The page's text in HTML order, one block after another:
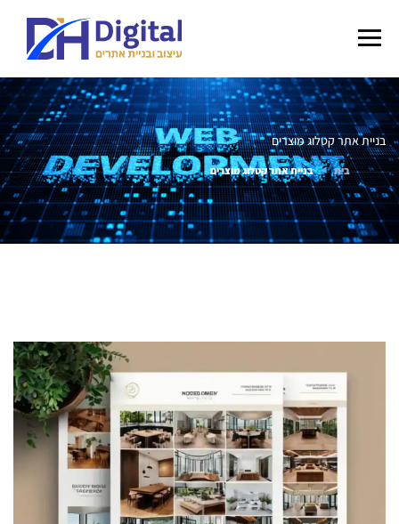
בניית אתר קטלוג מוצרים
בית בניית אתר קטלוג מוצרים